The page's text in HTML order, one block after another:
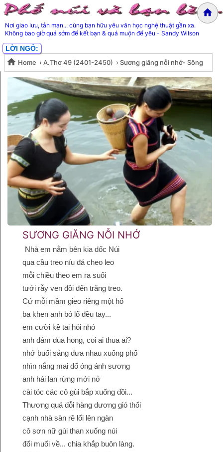
Nơi giao lưu, tản mạn... cùng bạn hữu yêu văn học nghệ thuật gần xa.
Không bao giờ quá sớm để kết bạn & quá muộn để yêu - Sandy Wilson
LỜI NGỎ:
Home › A.Thơ 49 (2401-2450) › Sương giăng nỗi nhớ- Sông
CửuSương giăng nỗi nhớ- Sông Cửu
SƯƠNG GIĂNG NỖI NHỚ
Nhà em nằm bên kia dốc Núi
qua cầu treo níu đá cheo leo
mỗi chiều theo em ra suối
tưới rẫy ven đồi đến trăng treo.
Cứ mỗi mầm gieo riêng một hố
ba khen anh bỏ lổ đều tay...
em cười kề tai hỏi nhỏ
anh dám đua hong, coi ai thua ai?
nhớ buổi sáng đưa nhau xuống phố
nhìn nắng mai đổ óng ánh sương
anh hái lan rừng mới nở
cài tóc các cô gùi bắp xuống đồi...
Thương quá đỗi hàng dương gió thổi
cạnh nhà sàn rẽ lối lên ngàn
cô sơn nữ gùi than xuống núi
đổi muối về... chia khắp buôn làng.